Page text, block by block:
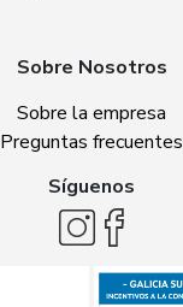
Sobre Nosotros
Sobre la empresa
Preguntas frecuentes
Síguenos